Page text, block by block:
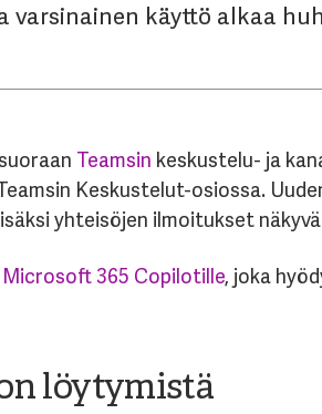
varsinainen käyttö alkaa
Teamsin keskustelu- ja
Keskustelut-osiossa.
yhteisöjen ilmoitukset
Microsoft 365 Copilotille, joka
löytymistä